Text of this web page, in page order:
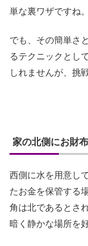
単な裏ワザですね。
でも、その簡単さ
るテクニックとし
しれませんが、挑
家の北側にお財
西側に水を用意し
たお金を保管する
角は北であるとさ
暗く静かな場所を